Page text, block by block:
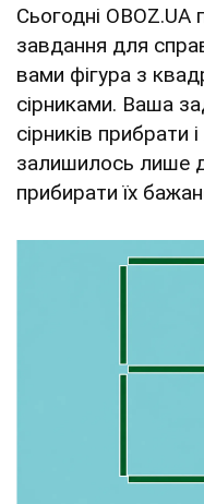
Сьогодні
завдання для
вами фігура з
сірниками. Ваша
сірників прибрати
залишилось лише
прибирати їх